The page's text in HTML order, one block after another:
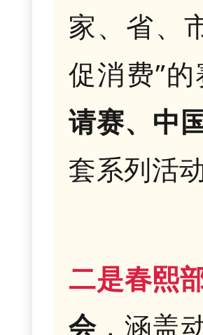
家、省、
促消费”
请赛、中
套系列活
二是春熙
会 ，涵盖